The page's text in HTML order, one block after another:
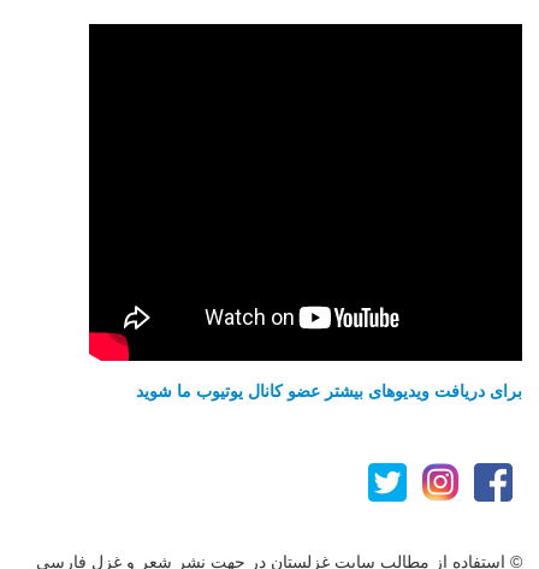
برای دریافت ویدیوهای بیشتر عضو کانال یوتیوب ما شوید
© استفاده از مطالب سایت غزلستان در جهت نشر شعر و غزل فارسی